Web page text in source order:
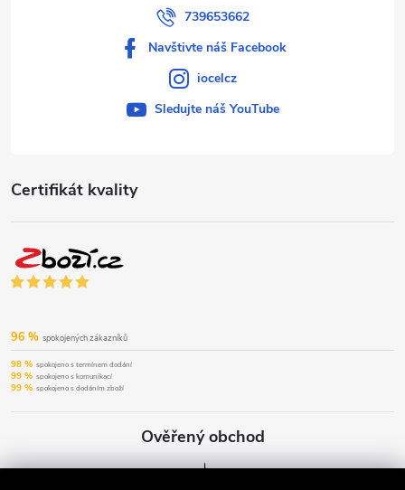
Certifikát kvality
96 % spokojených zákazníků
98 % spokojeno s termínem dodání
99 % spokojeno s komunikací
99 % spokojeno s dodáním zboží
Ověřený obchod
739653662
Navštivte náš Facebook
iocelcz
Sledujte náš YouTube